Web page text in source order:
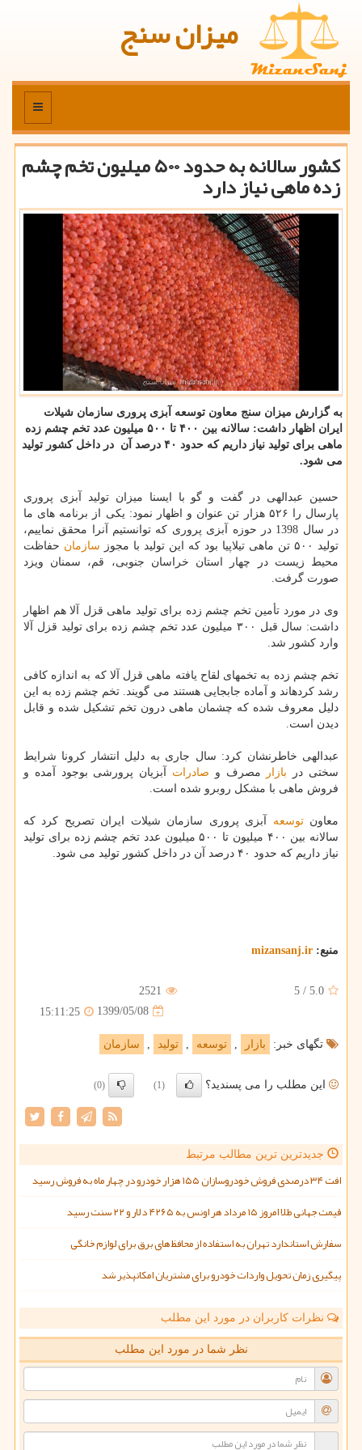
میزان سنج
منو
كشور سالانه به حدود ۵۰۰ میلیون تخم چشم
زده ماهی نیاز دارد
به گزارش میزان سنج معاون توسعه آبزی پروری سازمان شیلات
ایران اظهار داشت: سالانه بین ۴۰۰ تا ۵۰۰ میلیون عدد تخم چشم زده
ماهی برای تولید نیاز داریم كه حدود ۴۰ درصد آن در داخل كشور تولید
می شود.
حسین عبدالهی در گفت و گو با ایسنا میزان تولید آبزی پروری
پارسال را ۵۲۶ هزار تن عنوان و اظهار نمود: یکی از برنامه های ما
در سال 1398 در حوزه آبزی پروری که توانستیم آنرا محقق نماییم،
تولید ۵۰۰ تن ماهی تیلاپیا بود که این تولید با مجوز
سازمان حفاظت
محیط زیست در چهار استان خراسان جنوبی، قم، سمنان ویزد
صورت گرفت.
وی در مورد تأمین تخم چشم زده برای تولید ماهی قزل آلا هم اظهار
داشت: سال قبل ۳۰۰ میلیون عدد تخم چشم زده برای تولید قزل آلا
وارد کشور شد.
تخم چشم زده به تخمهای لقاح یافته ماهی قزل آلا که به اندازه کافی
رشد کردهاند و آماده جابجایی هستند می گویند. تخم چشم زده به این
دلیل معروف شده که چشمان ماهی درون تخم تشکیل شده و قابل
دیدن است.
عبدالهی خاطرنشان کرد: سال جاری به دلیل انتشار کرونا شرایط
سختی در بازار مصرف و صادرات آبزیان پرورشی بوجود آمده و
فروش ماهی با مشکل روبرو شده است.
معاونتوسعه آبزی پروری سازمان شیلات ایران تصریح کرد که
سالانه بین ۴۰۰ میلیون تا ۵۰۰ میلیون عدد تخم چشم زده برای تولید
نیاز داریم که حدود ۴۰ درصد آن در داخل کشور تولید می شود.
منبع: mizansanj.ir
5.0
/
5
2521
1399/05/08
15:11:25
تگهای خبر: بازار , توسعه , تولید , سازمان
این مطلب را می پسندید؟ (1)
(0)
جدیدترین ترین مطالب مرتبط
افت ۳۴ درصدی فروش خودروسازان ۱۵۵ هزار خودرو در چهار ماه به فروش رسید
قیمت جهانی طلا امروز ۱۵ مرداد هر اونس به ۴۲۶۵ دلار و ۲۲ سنت رسید
سفارش استاندارد تهران به استفاده از محافظ های برق برای لوازم خانگی
پیگیری زمان تحویل واردات خودرو برای مشتریان امکانپذیر شد
نظرات کاربران در مورد این مطلب
نظر شما در مورد این مطلب